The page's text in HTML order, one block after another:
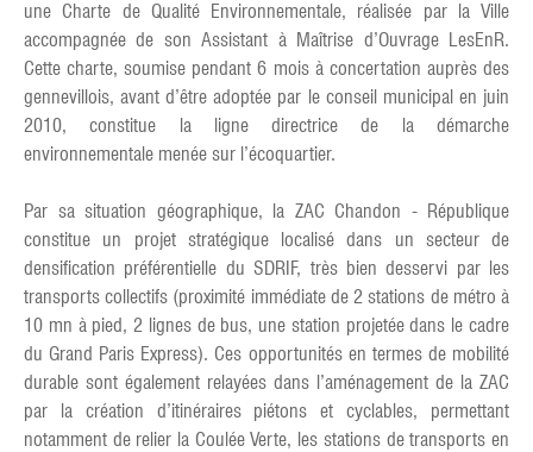
une Charte de Qualité Environnementale, réalisée par la Ville
accompagnée de son Assistant à Maîtrise d’Ouvrage LesEnR.
Cette charte, soumise pendant 6 mois à concertation auprès des
gennevillois, avant d’être adoptée par le conseil municipal en juin
2010, constitue la ligne directrice de la démarche
environnementale menée sur l’écoquartier.
Par sa situation géographique, la ZAC Chandon - République
constitue un projet stratégique localisé dans un secteur de
densification préférentielle du SDRIF, très bien desservi par les
transports collectifs (proximité immédiate de 2 stations de métro à
10 mn à pied, 2 lignes de bus, une station projetée dans le cadre
du Grand Paris Express). Ces opportunités en termes de mobilité
durable sont également relayées dans l’aménagement de la ZAC
par la création d’itinéraires piétons et cyclables, permettant
notamment de relier la Coulée Verte, les stations de transports en